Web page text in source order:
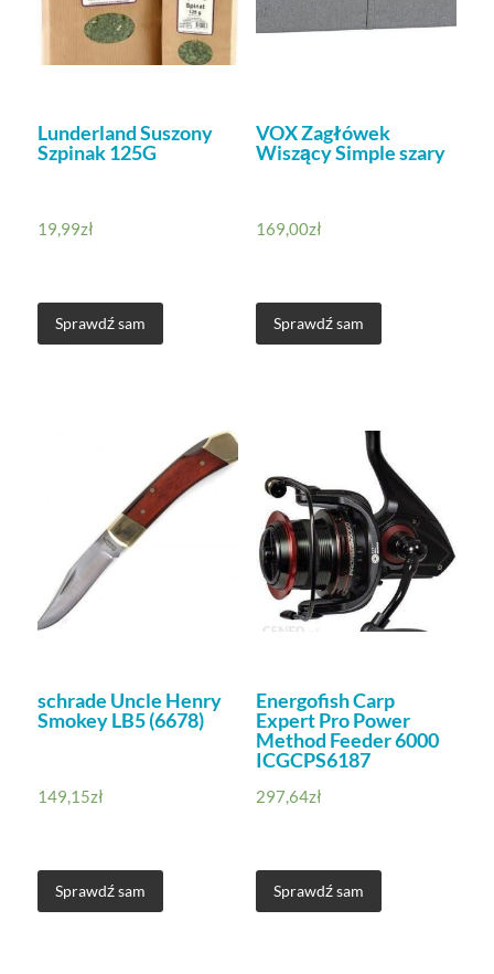
Lunderland Suszony
Szpinak 125G
19,99zł
Sprawdź sam
VOX Zagłówek
Wiszący Simple szary
169,00zł
Sprawdź sam
schrade Uncle Henry
Smokey LB5 (6678)
149,15zł
Sprawdź sam
Energofish Carp
Expert Pro Power
Method Feeder 6000
ICGCPS6187
297,64zł
Sprawdź sam